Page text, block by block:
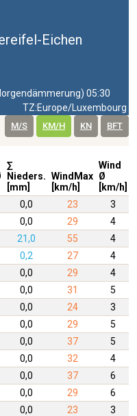
Eichen
05:30
TZ:Europe/Luxembourg
M/S KM/H KN BFT
∑
Nieders.
[mm]
WindMax
[km/h]
Wind
Ø
[km/h]
0,0 23
3
0,0 29 4
21,0 55 4
0,2 27 4
0,0 29
4
0,0 31 5
0,0 24
3
0,0 29
5
0,0 37
5
0,0 32
4
0,0 37
6
0,0 29 6
0,0 23
3